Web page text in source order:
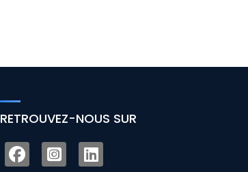
RETROUVEZ-NOUS SUR